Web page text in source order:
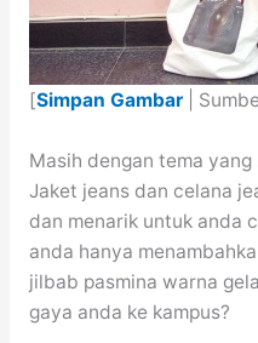
[Simpan Gambar|
Masih dengan tema
Jaket jeans dan celana
dan menarik untuk anda
anda hanya
jilbab pasmina warna
gaya anda ke kampus?